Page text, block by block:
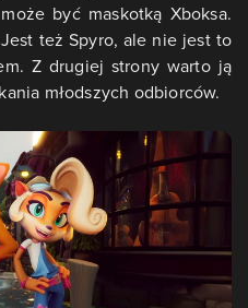
być maskotką Xboksa.
też Spyro, ale nie jest to
Z drugiej strony warto ją
młodszych odbiorców.